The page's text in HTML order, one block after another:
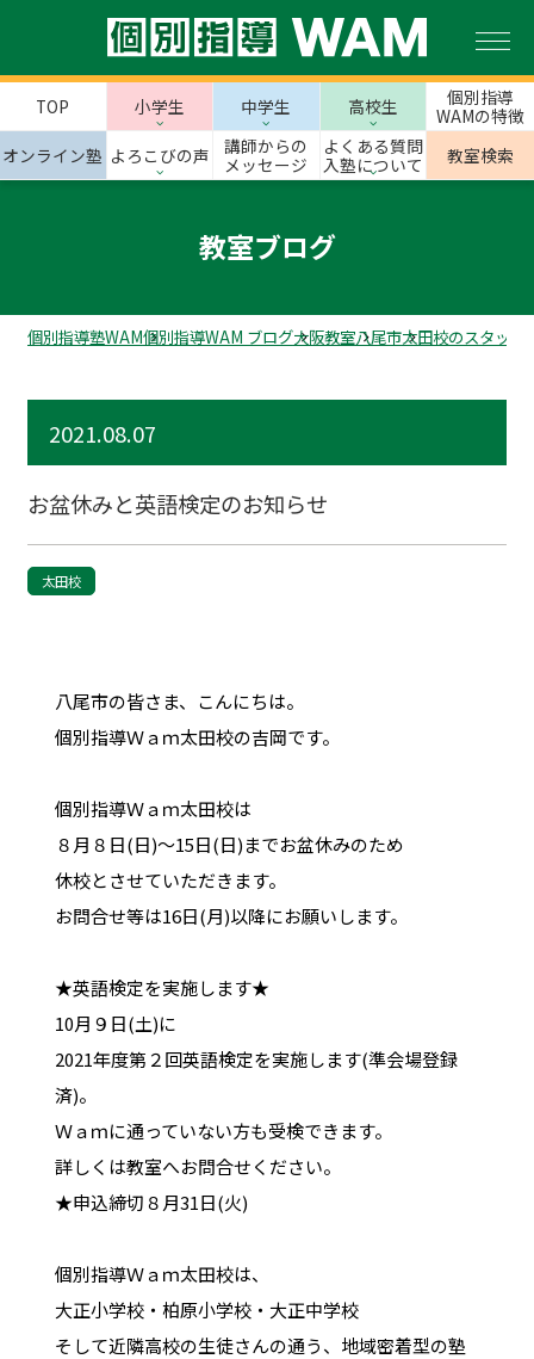
TOP 小学生 中学生 高校生
個別指導
WAMの特徴
オンライン塾 よろこびの声
講師からの
メッセージ
よくある質問
入塾について
教室検索
教室ブログ
個別指導塾WAM個別指導WAM ブログ大阪教室八尾市太田校のスタッフ
2021.08.07
お盆休みと英語検定のお知らせ
太田校
八尾市の皆さま、こんにちは。
個別指導Ｗａｍ太田校の吉岡です。
個別指導Ｗａｍ太田校は
８月８日(日)～15日(日)までお盆休みのため
休校とさせていただきます。
お問合せ等は16日(月)以降にお願いします。
★英語検定を実施します★
10月９日(土)に
2021年度第２回英語検定を実施します(準会場登録
済)。
Ｗａｍに通っていない方も受検できます。
詳しくは教室へお問合せください。
★申込締切８月31日(火)
個別指導Ｗａｍ太田校は、
大正小学校・柏原小学校・大正中学校
そして近隣高校の生徒さんの通う、地域密着型の塾